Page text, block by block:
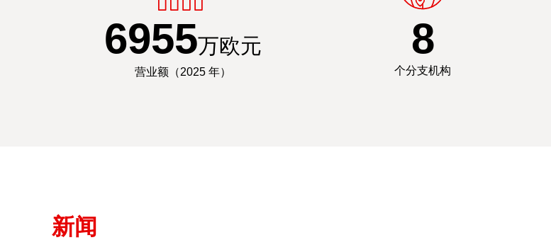
7000万欧元
营业额（2025 年）
8
个分支机构
新闻